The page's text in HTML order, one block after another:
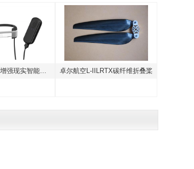
Epson BT-300 增强现实智能眼镜 卓尔航空L-IILRTX碳纤维折叠桨